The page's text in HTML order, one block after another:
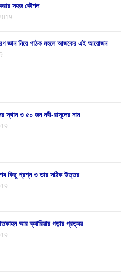
সহজ কৌশল
জ্ঞান নিয়ে পাঠক মহলে আজকের এই আয়োজন
স্থান ও ৫০ জন নবী-রাসূলের নাম
কিছু প্রশ্ন ও তার সঠিক উত্তর
আর ক্যারিয়ার গড়ার প্রত্যয়